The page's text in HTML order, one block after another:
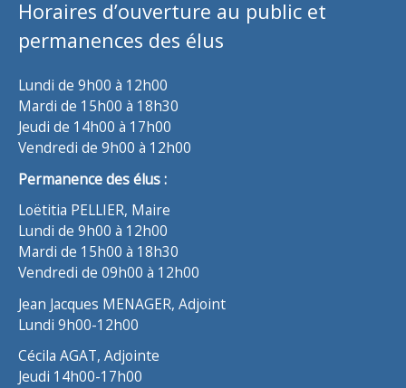
Horaires d’ouverture au public et
permanences des élus
Lundi de 9h00 à 12h00
Mardi de 15h00 à 18h30
Jeudi de 14h00 à 17h00
Vendredi de 9h00 à 12h00
Permanence des élus :
Loëtitia PELLIER, Maire
Lundi de 9h00 à 12h00
Mardi de 15h00 à 18h30
Vendredi de 09h00 à 12h00
Jean Jacques MENAGER, Adjoint
Lundi 9h00-12h00
Cécila AGAT, Adjointe
Jeudi 14h00-17h00